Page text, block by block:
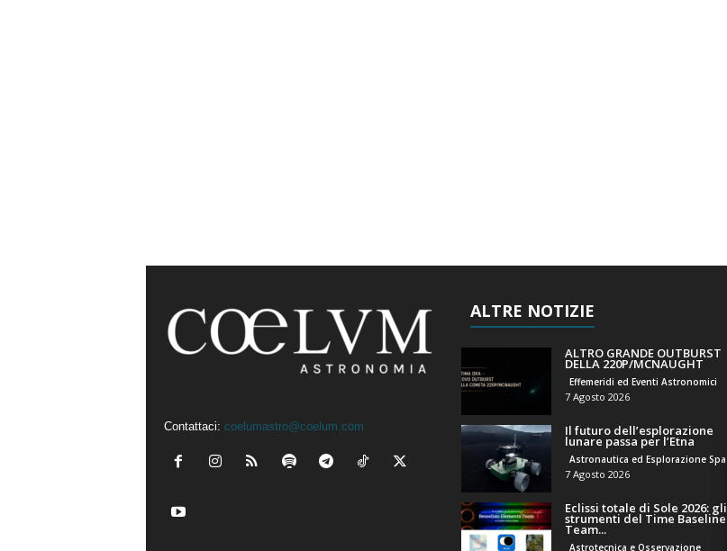
Contattaci: coelumastro@coelum.com
ALTRE NOTIZIE
ALTRO GRANDE OUTBURST
DELLA 220P/MCNAUGHT
Effemeridi ed Eventi Astronomici
7 Agosto 2026
Il futuro dell’esplorazione
lunare passa per l’Etna
7 Agosto 2026
Eclissi totale di Sole 2026: gli
strumenti del Time Baseline
Team...
Astrotecnica e Osservazione